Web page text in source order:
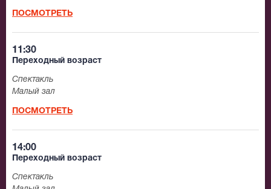
ПОСМОТРЕТЬ
11:30
Переходный возраст
Спектакль
Малый зал
ПОСМОТРЕТЬ
14:00
Переходный возраст
Спектакль